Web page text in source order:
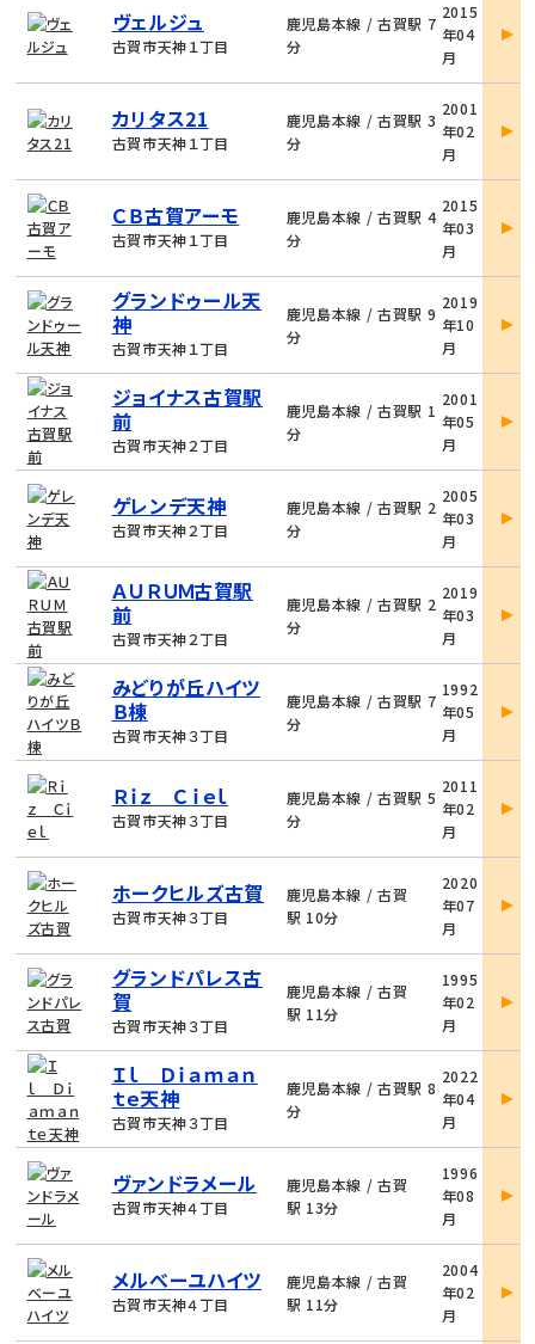
ヴェルジュ
古賀市天神１丁目
鹿児島本線 / 古賀駅 7
分
2015
年04
月
詳
カリタス21
古賀市天神１丁目
鹿児島本線 / 古賀駅 3
分
2001
年02
月
詳
ＣＢ古賀アーモ
古賀市天神１丁目
鹿児島本線 / 古賀駅 4
分
2015
年03
月
詳
グランドゥール天
神
古賀市天神１丁目
鹿児島本線 / 古賀駅 9
分
2019
年10
月
詳
ジョイナス古賀駅
前
古賀市天神２丁目
鹿児島本線 / 古賀駅 1
分
2001
年05
月
詳
ゲレンデ天神
古賀市天神２丁目
鹿児島本線 / 古賀駅 2
分
2005
年03
月
詳
ＡＵＲＵＭ古賀駅
前
古賀市天神２丁目
鹿児島本線 / 古賀駅 2
分
2019
年03
月
詳
みどりが丘ハイツ
Ｂ棟
古賀市天神３丁目
鹿児島本線 / 古賀駅 7
分
1992
年05
月
詳
Ｒｉｚ Ｃｉｅｌ
古賀市天神３丁目
鹿児島本線 / 古賀駅 5
分
2011
年02
月
詳
ホークヒルズ古賀
古賀市天神３丁目
鹿児島本線 / 古賀
駅 10分
2020
年07
月
詳
グランドパレス古
賀
古賀市天神３丁目
鹿児島本線 / 古賀
駅 11分
1995
年02
月
詳
Ｉｌ Ｄｉａｍａｎ
ｔｅ天神
古賀市天神３丁目
鹿児島本線 / 古賀駅 8
分
2022
年04
月
詳
ヴァンドラメール
古賀市天神４丁目
鹿児島本線 / 古賀
駅 13分
1996
年08
月
詳
メルべーユハイツ
古賀市天神４丁目
鹿児島本線 / 古賀
駅 11分
2004
年02
月
詳